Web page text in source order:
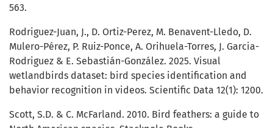
563.
Rodriguez-Juan, J., D. Ortiz-Perez, M. Benavent-Lledo, D.
Mulero-Pérez, P. Ruiz-Ponce, A. Orihuela-Torres, J. Garcia-
Rodriguez & E. Sebastián-González. 2025. Visual
wetlandbirds dataset: bird species identification and
behavior recognition in videos. Scientific Data 12(1): 1200.
Scott, S.D. & C. McFarland. 2010. Bird feathers: a guide to